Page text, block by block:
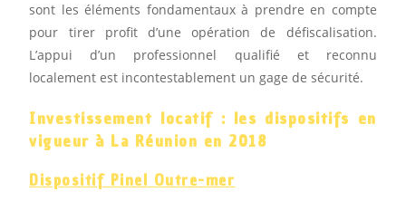
sont les éléments fondamentaux à prendre en compte
pour tirer profit d’une opération de défiscalisation.
L’appui d’un professionnel qualifié et reconnu
localement est incontestablement un gage de sécurité.
Investissement locatif : les dispositifs en
vigueur à La Réunion en 2018
Dispositif Pinel Outre-mer